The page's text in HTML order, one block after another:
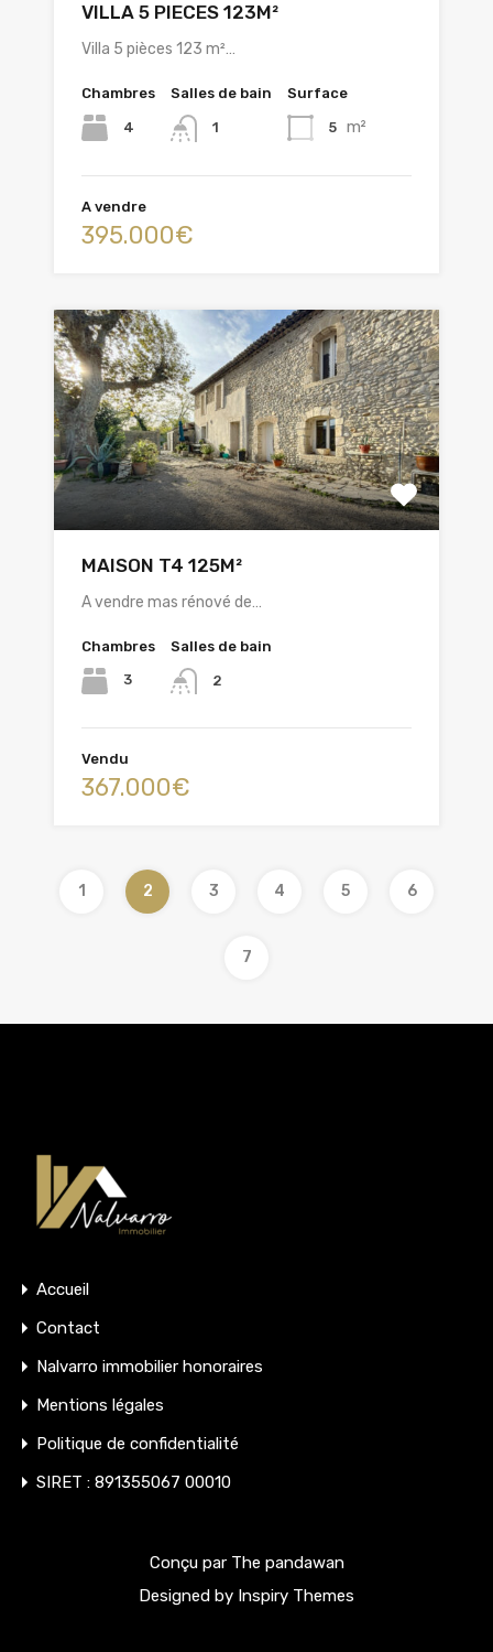
VILLA 5 PIECES 123M²
Villa 5 pièces 123 m²…
Chambres
4
Salles de bain
1
Surface
5 m²
A vendre
395.000€
MAISON T4 125M²
A vendre mas rénové de…
Chambres
3
Salles de bain
2
Vendu
367.000€
1 2 3 4 5 6
7
Accueil
Contact
Nalvarro immobilier honoraires
Mentions légales
Politique de confidentialité
SIRET : 891355067 00010
Conçu par The pandawan
Designed by Inspiry Themes